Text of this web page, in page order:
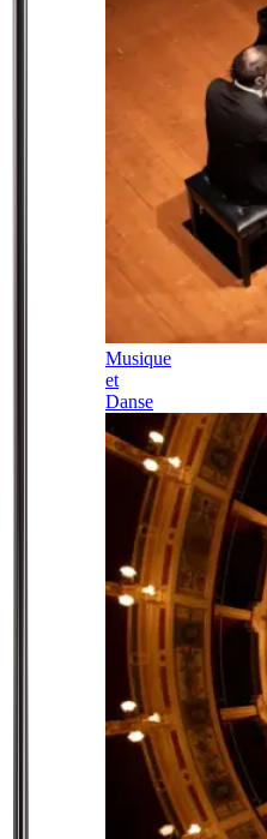
Musique
et
Danse